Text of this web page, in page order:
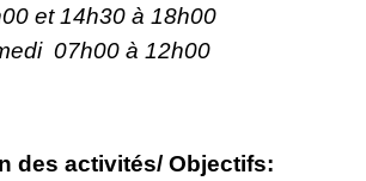
et 14h30 à 18h00
07h00 à 12h00
des activités/ Objectifs: